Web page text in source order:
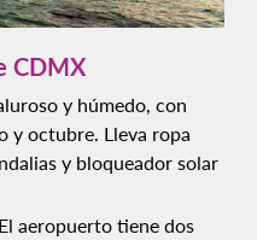
CDMX
y húmedo, con
y octubre. Lleva ropa
y bloqueador solar
El aeropuerto tiene dos